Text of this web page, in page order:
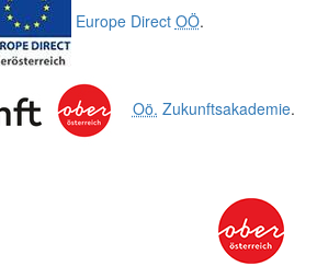
Europe Direct OÖ.
Oö. Zukunftsakademie.